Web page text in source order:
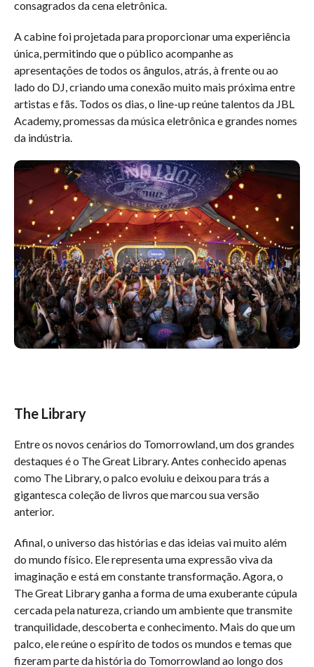
consagrados da cena eletrônica.
A cabine foi projetada para proporcionar uma experiência
única, permitindo que o público acompanhe as
apresentações de todos os ângulos, atrás, à frente ou ao
lado do DJ, criando uma conexão muito mais próxima entre
artistas e fãs. Todos os dias, o line-up reúne talentos da JBL
Academy, promessas da música eletrônica e grandes nomes
da indústria.
The Library
Entre os novos cenários do Tomorrowland, um dos grandes
destaques é o The Great Library. Antes conhecido apenas
como The Library, o palco evoluiu e deixou para trás a
gigantesca coleção de livros que marcou sua versão
anterior.
Afinal, o universo das histórias e das ideias vai muito além
do mundo físico. Ele representa uma expressão viva da
imaginação e está em constante transformação. Agora, o
The Great Library ganha a forma de uma exuberante cúpula
cercada pela natureza, criando um ambiente que transmite
tranquilidade, descoberta e conhecimento. Mais do que um
palco, ele reúne o espírito de todos os mundos e temas que
fizeram parte da história do Tomorrowland ao longo dos